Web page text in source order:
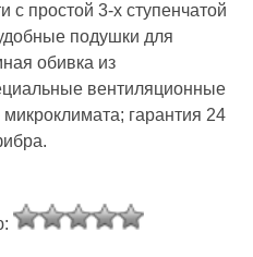
с простой 3-х ступенчатой
подушки для
обивка из
вентиляционные
гарантия 24